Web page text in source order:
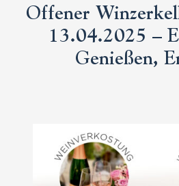
Offener
13.04.2025 –
Genießen,